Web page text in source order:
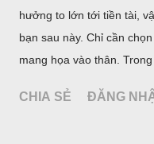
hưởng to lớn tới tiền tài,
bạn sau này. Chỉ cần
mang họa vào thân.
sát, Thái tuế, Hắc vị,
CHIA SẺ ĐĂNG